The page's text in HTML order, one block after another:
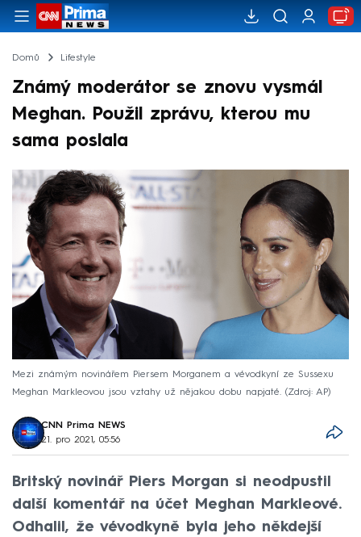
Domů Lifestyle
Známý moderátor se znovu vysmál
Meghan. Použil zprávu, kterou mu
sama poslala
Mezi známým novinářem Piersem Morganem a vévodkyní ze Sussexu
Meghan Markleovou jsou vztahy už nějakou dobu napjaté.
Zdroj: AP
CNN Prima NEWS
21. pro 2021, 05:56
Britský novinář Piers Morgan si neodpustil
další komentář na účet Meghan Markleové.
Odhalil, že vévodkyně byla jeho někdejší